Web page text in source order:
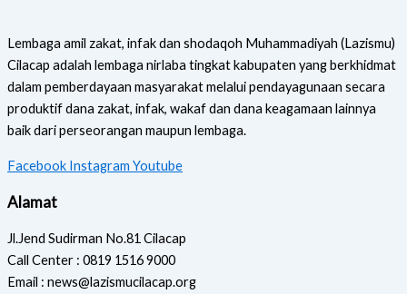
Lembaga amil zakat, infak dan shodaqoh Muhammadiyah (Lazismu)
Cilacap adalah lembaga nirlaba tingkat kabupaten yang berkhidmat
dalam pemberdayaan masyarakat melalui pendayagunaan secara
produktif dana zakat, infak, wakaf dan dana keagamaan lainnya
baik dari perseorangan maupun lembaga.
Facebook Instagram Youtube
Alamat
Jl.Jend Sudirman No.81 Cilacap
Call Center : 0819 1516 9000
Email : news@lazismucilacap.org